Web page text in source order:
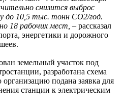
снизится выброс
до 10,5 тыс. тонн CO2/год.
18 рабочих мест, – рассказал
энергетики и дорожного
земельный участок под
разработана схема
подана заявка для
станции к электрическим